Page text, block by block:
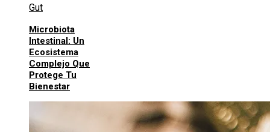
Microbiota
Intestinal: Un
Ecosistema
Complejo Que
Protege Tu
Bienestar